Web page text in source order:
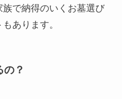
族で納得のいくお墓選び
あります。
の？